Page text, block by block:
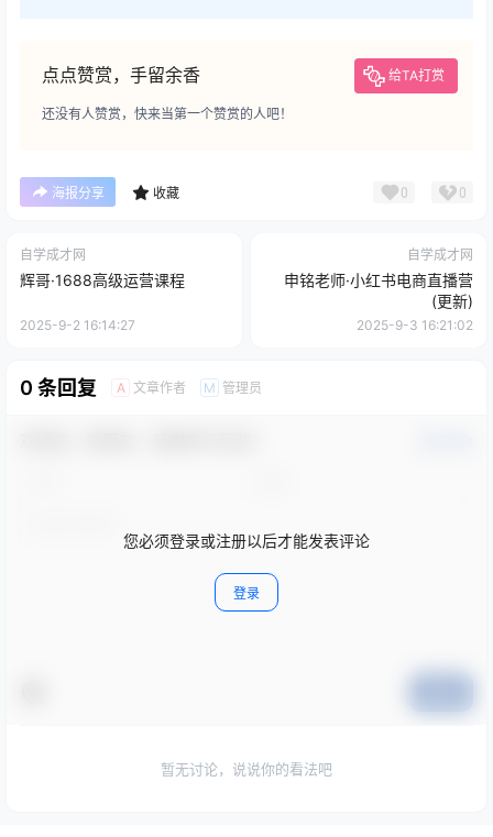
点点赞赏，手留余香 给TA打赏
还没有人赞赏，快来当第一个赞赏的人吧！
海报分享 收藏 0 0
自学成才网
辉哥·1688高级运营课程
2025-9-2 16:14:27
自学成才网
申铭老师·小红书电商直播营
(更新)
2025-9-3 16:21:02
0 条回复 A 文章作者 M 管理员
您必须登录或注册以后才能发表评论
登录
暂无讨论，说说你的看法吧